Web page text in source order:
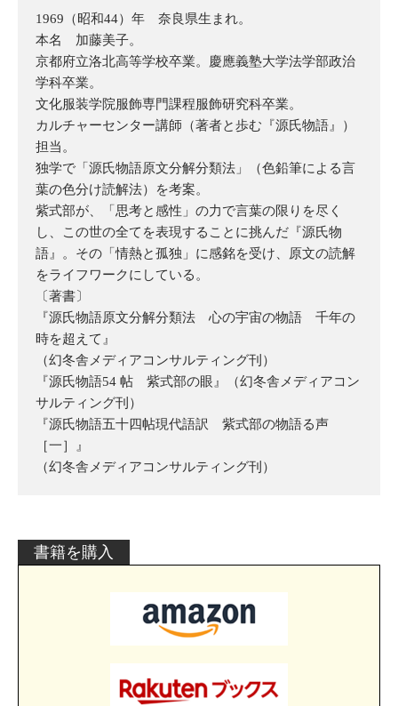
1969（昭和44）年 奈良県生まれ。
本名 加藤美子。
京都府立洛北高等学校卒業。慶應義塾大学法学部政治
学科卒業。
文化服装学院服飾専門課程服飾研究科卒業。
カルチャーセンター講師（著者と歩む『源氏物語』）
担当。
独学で「源氏物語原文分解分類法」（色鉛筆による言
葉の色分け読解法）を考案。
紫式部が、「思考と感性」の力で言葉の限りを尽く
し、この世の全てを表現することに挑んだ『源氏物
語』。その「情熱と孤独」に感銘を受け、原文の読解
をライフワークにしている。
〔著書〕
『源氏物語原文分解分類法 心の宇宙の物語 千年の
時を超えて』
（幻冬舎メディアコンサルティング刊）
『源氏物語54 帖 紫式部の眼』（幻冬舎メディアコン
サルティング刊）
『源氏物語五十四帖現代語訳 紫式部の物語る声
［一］』
（幻冬舎メディアコンサルティング刊）
書籍を購入